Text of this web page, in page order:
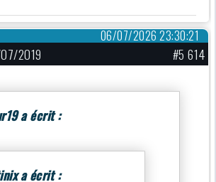
06/07/2026 23:30:21
2019 #5 614
a écrit :
a écrit :